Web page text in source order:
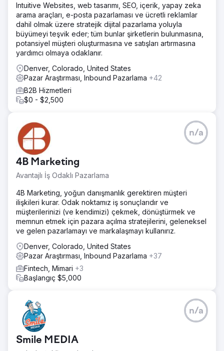
Çözüm
Pazarlamanın her yönünü entegre eden kapsamlı bir plan
hazırladık: pazar araştırması, marka konumlandırma,
yaratıcı tasarım, hedefe yönelik kampanyalar ve
performans analizi. Uçtan uca taahhüdümüz kusursuz
yürütme ve yönetim sağladı. Build'in özeti. Öğle yemeği.
Büyümek.
Sonuç
Bir markanın lansmanı, modern pazarlamanın özü olan
çevikliği gerektirir. Küçük segmentlerle markalama,
hızlı öğrenmeyi, hızla yinelemeyi ve müşterilerle sürekli
kalibrasyonu içerir. Katlanarak büyümek için hızla inşa
edin, stratejik olarak güçlendirin.
Ajans sayfasına git
Intuitive Websites, web tasarımı, SEO, içerik, yapay zeka
arama araçları, e-posta pazarlaması ve ücretli reklamlar
dahil olmak üzere stratejik dijital pazarlama yoluyla
büyümeyi teşvik eder; tüm bunlar şirketlerin bulunmasına,
potansiyel müşteri oluşturmasına ve satışları artırmasına
yardımcı olmaya odaklanır.
Denver, Colorado, United States
Pazar Araştırması, Inbound Pazarlama +42
B2B Hizmetleri
$0 - $2,500
4B Marketing
Avantajlı İş Odaklı Pazarlama
n/a
4B Marketing, yoğun danışmanlık gerektiren müşteri
ilişkileri kurar. Odak noktamız iş sonuçlarıdır ve
müşterilerinizi (ve kendimizi) çekmek, dönüştürmek ve
memnun etmek için pazara açılma stratejilerini, geleneksel
ve gelen pazarlamayı ve markalaşmayı kullanırız.
Denver, Colorado, United States
Pazar Araştırması, Inbound Pazarlama +37
Fintech, Mimari +3
Başlangıç $5,000
Smile MEDIA
n/a